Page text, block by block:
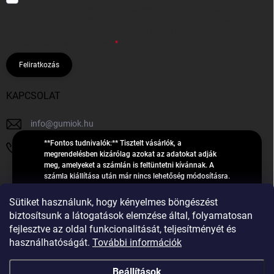
Sütiket használunk, hogy kényelmes böngészést
biztosítsunk a látogatások elemzése által, folyamatosan
fejlesztve az oldal funkcionalitását, teljesítményét és
használhatóságát. További információk
**Fontos tudnivalók:** Tisztelt vásárlók, a
megrendelésben kizárólag azokat az adatokat adják
meg, amelyeket a számlán is feltüntetni kívánnak. A
számla kiállítása után már nincs lehetőség módosításra.
feldolgozása” státusz alatt van lehetőség! Csak új,
**2023-ban, 2024-ben vagy 2025-ben** gyártott
gumiabroncsokat árusítunk – a gumik **pontos DOT-
számáról nem adunk felvilágosítást**! Köszönjük. A
feldolgozás alatt álló nagyszámú megrendelésre
Feliratkozás
KAPCSOLAT
info@gumiok.hu
+36705429902
R
U
K
E
R
Árukereső.hu
gumiok